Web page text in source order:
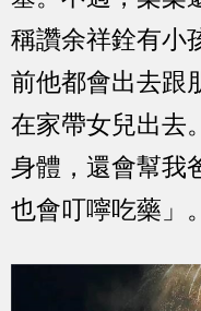
稱讚余祥銓有小
前他都會出去跟
在家帶女兒出去
身體，還會幫我
也會叮嚀吃藥」。